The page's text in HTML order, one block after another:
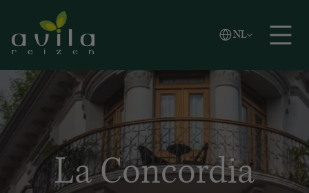
Zoeken
NL
Vlaams
English
La Concordia